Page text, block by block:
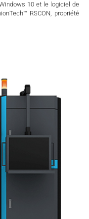
10 et le logiciel de
RSCON, propriété